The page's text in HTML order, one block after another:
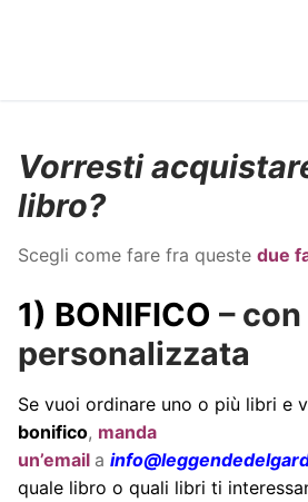
Vorresti
libro?
Scegli come fare fra queste due
1) BONIFICO –
personalizzata
Se vuoi ordinare uno o più libri e
bonifico, manda
un’email a
quale libro o quali libri ti